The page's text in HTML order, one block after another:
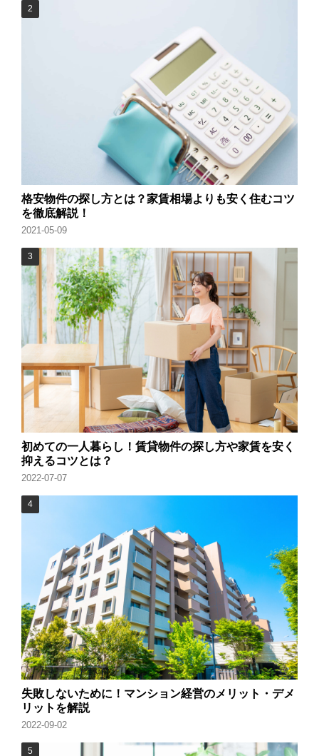
格安物件の探し方とは？家賃相場よりも安く住むコツ
を徹底解説！
2021-05-09
初めての一人暮らし！賃貸物件の探し方や家賃を安く
抑えるコツとは？
2022-07-07
失敗しないために！マンション経営のメリット・デメ
リットを解説
2022-09-02